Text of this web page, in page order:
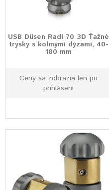
USB Düsen Radi 70 3D Ťažné
trysky s kolmými dýzami, 40-
180 mm
Ceny sa zobrazia len po
prihlásení